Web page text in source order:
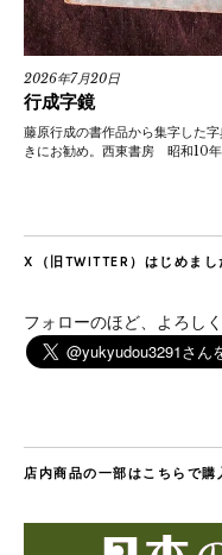
2026年7月20日
行成字鏡
藤原行成の書作品から集字した
きにお勧め。西東書房 昭和
X（旧TWITTER）はじめまし
フォローのほど、よろし
店内商品の一部はこちらで購